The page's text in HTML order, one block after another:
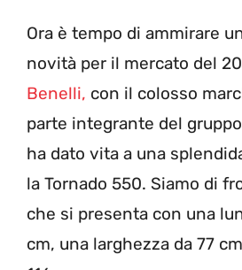
Ora è tempo di ammirare
novità per il mercato del
Benelli, con il colosso
parte integrante del gruppo
ha dato vita a una
la Tornado 550. Siamo di
che si presenta con una
cm, una larghezza da 77